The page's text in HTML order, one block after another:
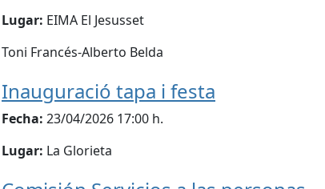
Lugar: EIMA El Jesusset
Toni Francés-Alberto Belda
Inauguració tapa i festa
Fecha: 23/04/2026 17:00 h.
Lugar: La Glorieta